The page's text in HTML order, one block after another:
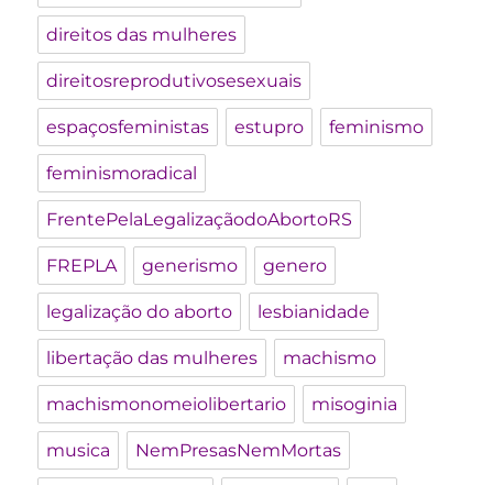
direitos das mulheres
direitosreprodutivosesexuais
espaçosfeministas estupro feminismo
feminismoradical
FrentePelaLegalizaçãodoAbortoRS
FREPLA generismo genero
legalização do aborto lesbianidade
libertação das mulheres machismo
machismonomeiolibertario misoginia
musica NemPresasNemMortas